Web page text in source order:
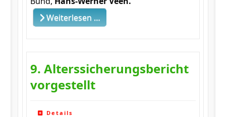
Weiterlesen …
9. Alterssicherungsbericht
vorgestellt
Details